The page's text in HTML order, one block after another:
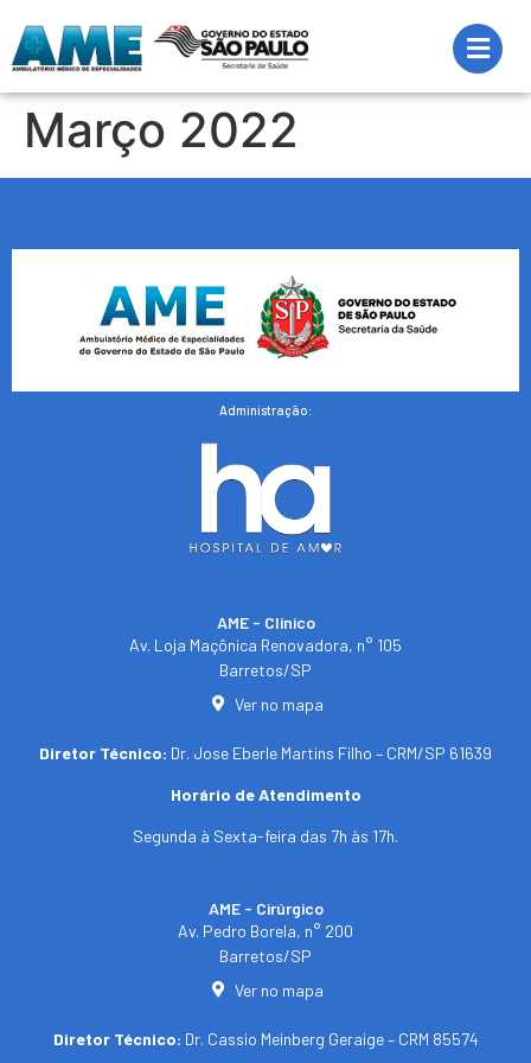
Março 2022
Administração:
AME - Clínico​
Av. Loja Maçônica Renovadora, n° 105
Barretos/SP​
Ver no mapa
Diretor Técnico: Dr. Jose Eberle Martins Filho – CRM/SP 61639
Horário de Atendimento
Segunda à Sexta-feira das 7h às 17h.
AME - Cirúrgico
Av. Pedro Borela, n° 200
Barretos/SP
Ver no mapa
Diretor Técnico: Dr. Cassio Meinberg Geraige – CRM 85574